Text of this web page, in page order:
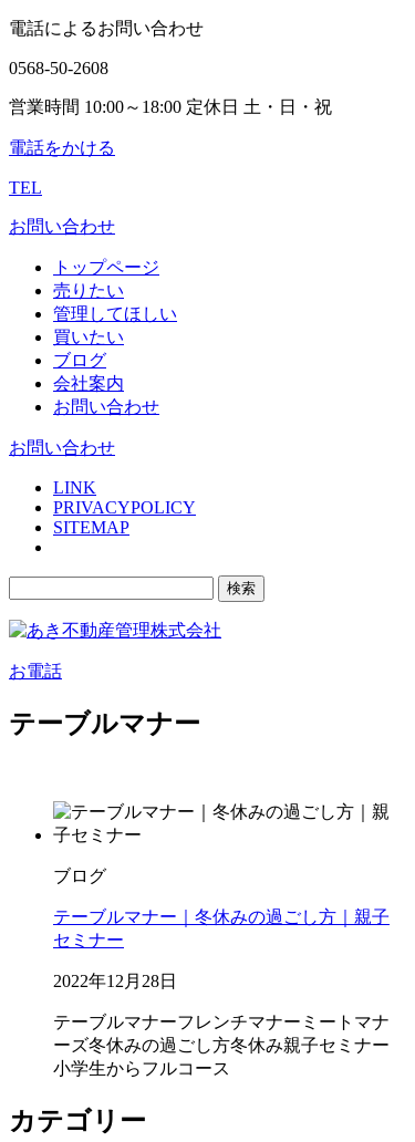
電話によるお問い合わせ
0568-50-2608
営業時間 10:00～18:00 定休日 土・日・祝
電話をかける
TEL
お問い合わせ
トップページ
売りたい
管理してほしい
買いたい
ブログ
会社案内
お問い合わせ
お問い合わせ
LINK
PRIVACYPOLICY
SITEMAP
お電話
テーブルマナー
ブログ
テーブルマナー｜冬休みの過ごし方｜親子
セミナー
2022年12月28日
テーブルマナーフレンチマナー ミートマナ
ーズ冬休みの過ごし方冬休み親子セミナー
小学生からフルコース
カテゴリー